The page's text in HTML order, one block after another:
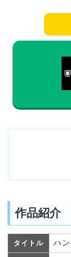
作品紹介
タイトル ハ